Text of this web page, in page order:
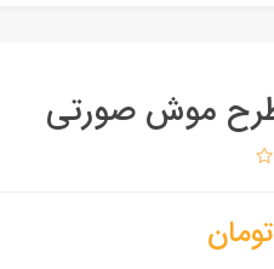
موش صورتی
تومان